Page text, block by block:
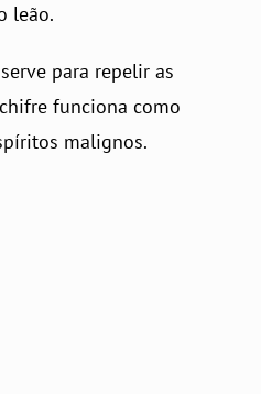
leão.
para repelir as
funciona como
malignos.